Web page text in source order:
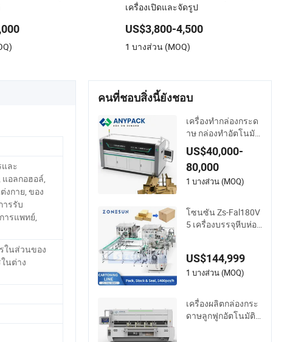
เครื่องเปิดและจัดรูป
US$3,800-4,500
1 บางส่วน (MOQ)
ละ
แอลกอฮอล์,
งกาย, ของ
รรับ
ารแพทย์,
ในส่วนของ
นต่าง
คนที่ชอบสิ่งนี้ยังชอบ
เครื่องทำกล่องกระด
าษ กล่องทำอัตโนมัติ
เตรียมรอยตัด รอยพั
บ รอยเฉือน รอยยับ
US$40,000-
80,000
1 บางส่วน (MOQ)
โซนซัน Zs-Fal180V
5 เครื่องบรรจุหีบห่ออั
นมัติ การโหลด การ
ปิดผนึก สายการผลิต
US$144,999
1 บางส่วน (MOQ)
เครื่องผลิตกล่องกระ
ดาษลูกฟูกอัตโนมัติเ